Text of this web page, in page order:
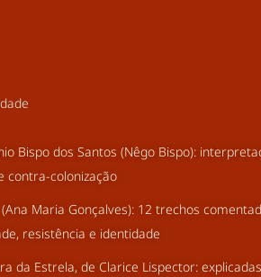
Bispo dos Santos (Nêgo Bispo):
contra-colonização
Maria Gonçalves): 12 trechos
resistência e identidade
da Estrela, de Clarice Lispector: